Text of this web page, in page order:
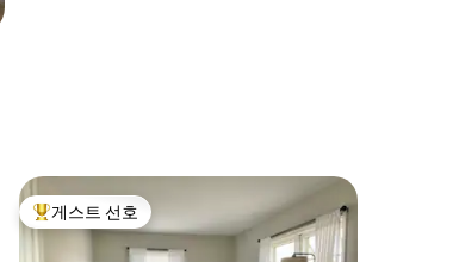
상위 게스트 선호
게스트 선호